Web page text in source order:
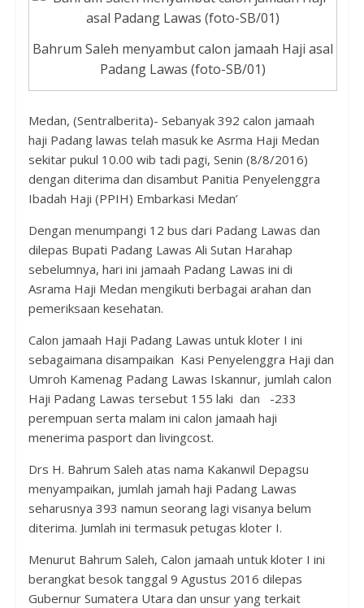
Bahrum Saleh menyambut calon jamaah Haji asal
Padang Lawas (foto-SB/01)
Medan, (Sentralberita)- Sebanyak 392 calon jamaah
haji Padang lawas telah masuk ke Asrma Haji Medan
sekitar pukul 10.00 wib tadi pagi, Senin (8/8/2016)
dengan diterima dan disambut Panitia Penyelenggra
Ibadah Haji (PPIH) Embarkasi Medan’
Dengan menumpangi 12 bus dari Padang Lawas dan
dilepas Bupati Padang Lawas Ali Sutan Harahap
sebelumnya, hari ini jamaah Padang Lawas ini di
Asrama Haji Medan mengikuti berbagai arahan dan
pemeriksaan kesehatan.
Calon jamaah Haji Padang Lawas untuk kloter I ini
sebagaimana disampaikan Kasi Penyelenggra Haji dan
Umroh Kamenag Padang Lawas Iskannur, jumlah calon
Haji Padang Lawas tersebut 155 laki dan -233
perempuan serta malam ini calon jamaah haji
menerima pasport dan livingcost.
Drs H. Bahrum Saleh atas nama Kakanwil Depagsu
menyampaikan, jumlah jamah haji Padang Lawas
seharusnya 393 namun seorang lagi visanya belum
diterima. Jumlah ini termasuk petugas kloter I.
Menurut Bahrum Saleh, Calon jamaah untuk kloter I ini
berangkat besok tanggal 9 Agustus 2016 dilepas
Gubernur Sumatera Utara dan unsur yang terkait